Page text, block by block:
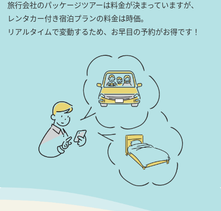
旅行会社のパッケージツアーは料金が決まっていますが、
レンタカー付き宿泊プランの料金は時価。
リアルタイムで変動するため、お早目の予約がお得です！